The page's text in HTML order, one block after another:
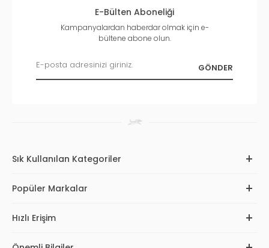
E-Bülten Aboneliği
Kampanyalardan haberdar olmak için e-
bültene abone olun.
Sık Kullanılan Kategoriler
Popüler Markalar
Hızlı Erişim